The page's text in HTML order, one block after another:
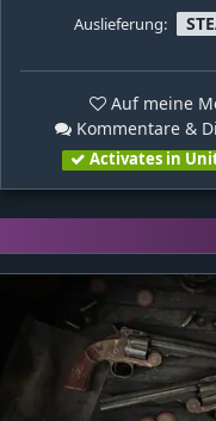
Auslieferung:
Auf meine
Kommentare &
Activates in